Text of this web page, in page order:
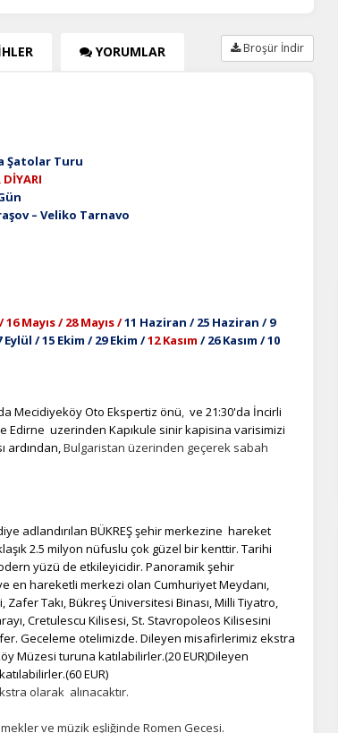
AYARLARINIZ
tercihlerinizibelirleyin.
bilgi içinKVKK bilgilendirmemizi,çerez kullanımvegizlilik koşullarını
HER ZAMAN AKTIF
güvenlik ve temel site işlevleri için gereklidir. Bu
site düzgün çalışmaz ve devre dışı bırakılamaz.
YORUMLAR Broşür İndir
Şatolar Turu
DİYARI
– Veliko Tarnavo
Mayıs / 28 Mayıs /11 Haziran / 25 Haziran / 9
/ 15 Ekim / 29 Ekim /12 Kasım / 26 Kasım / 10
MecidiyeköyOto Ekspertiz önü, ve 21:30'da İncirli
Edirne uzerinden Kapıkule sinir kapisina varisimizi
ardından,Bulgaristan üzerinden geçerek sabah
adlandırılan BÜKREŞ şehir merkezine hareket
2.5 milyon nüfuslu çok güzel bir kenttir. Tarihi
yüzü de etkileyicidir. Panoramik şehir
en hareketli merkezi olan Cumhuriyet Meydanı,
Takı, Bükreş Üniversitesi Binası, Milli Tiyatro,
Cretulescu Kilisesi, St. Stavropoleos Kilisesini
Geceleme otelimizde. Dileyen misafirlerimiz ekstra
Müzesi turuna katılabilirler.(20 EUR)Dileyen
EUR)
olarak alınacaktır.
ve müzik eşliğinde Romen Gecesi.